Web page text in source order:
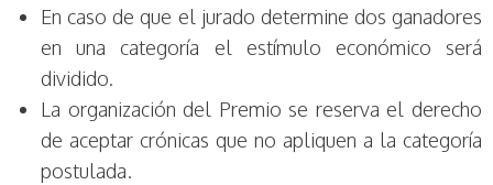
En caso de que el jurado determine dos ganadores
en una categoría el estímulo económico será
dividido.
La organización del Premio se reserva el derecho
de aceptar crónicas que no apliquen a la categoría
postulada.